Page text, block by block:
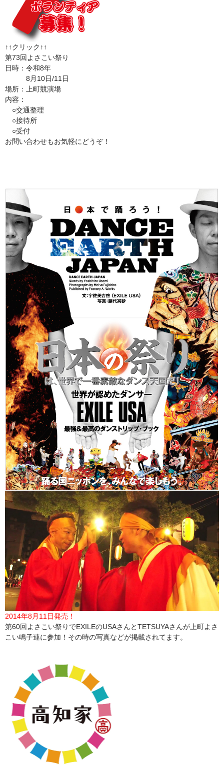
↑↑クリック↑↑
第73回よさこい祭り
日時：令和8年
8月10日/11日
場所：上町競演場
内容：
○交通整理
○接待所
○受付
お問い合わせもお気軽にどうぞ！
2014年8月11日発売！
第60回よさこい祭りでEXILEのUSAさんとTETSUYAさんが上町よさ
こい鳴子連に参加！その時の写真などが掲載されてます。